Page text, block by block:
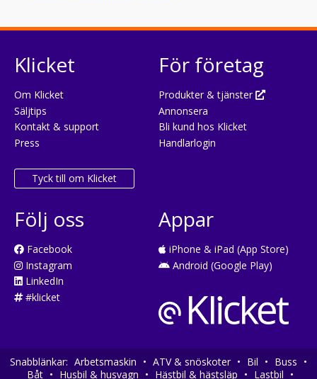
Klicket
Om Klicket
Säljtips
Kontakt & support
Press
Tyck till om Klicket
För företag
Produkter & tjänster
Annonsera
Bli kund hos Klicket
Handlarlogin
Följ oss
Facebook
Instagram
LinkedIn
#klicket
Appar
iPhone & iPad (App Store)
Android (Google Play)
Snabblänkar: Arbetsmaskin • ATV & snöskoter • Bil • Buss •
Båt • Husbil & husvagn • Hästbil & hästsläp • Lastbil •